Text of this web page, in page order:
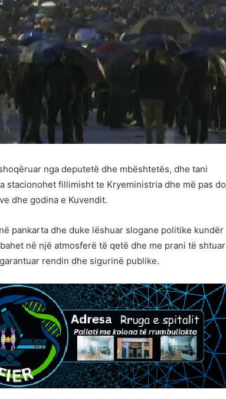
nga deputetë dhe mbështetës, dhe tani
fillimisht te Kryeministria dhe më pas do
dhe godina e Kuvendit.
pankarta dhe duke lëshuar slogane politike kundër
në një atmosferë të qetë dhe me prani të shtuar
rendin dhe sigurinë publike.